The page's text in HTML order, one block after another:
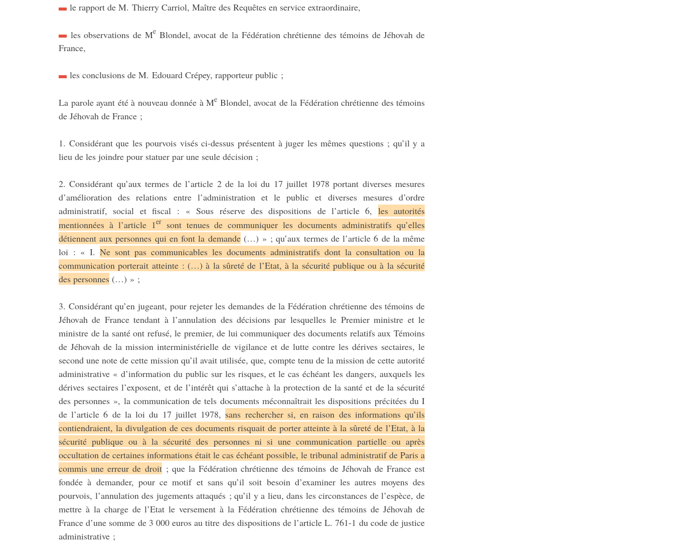
le rapport de M. Thierry Carriol, Maître des Requêtes en service extraordinaire,
les observations de MeBlondel, avocat de la Fédération chrétienne des témoins de Jéhovah de
France,
les conclusions de M. Edouard Crépey, rapporteur public ;
La parole ayant été à nouveau donnée à Me Blondel, avocat de la Fédération chrétienne des témoins
de Jéhovah de France ;
1. Considérant que les pourvois visés ci-dessus présentent à juger les mêmes questions ; qu’il y a
lieu de les joindre pour statuer par une seule décision ;
2. Considérant qu’aux termes de l’article 2 de la loi du 17 juillet 1978 portant diverses mesures
d’amélioration des relations entre l’administration et le public et diverses mesures d’ordre
administratif, social et fiscal : « Sous réserve des dispositions de l’article 6, les autorités
mentionnées à l’article 1ersont tenues de communiquer les documents administratifs qu’elles
détiennent aux personnes qui en font la demande(…) » ; qu’aux termes de l’article 6 de la même
loi : « I. Ne sont pas communicables les documents administratifs dont la consultation ou la
communication porterait atteinte : (…) à la sûreté de l’Etat, à la sécurité publique ou à la sécurité
des personnes (…) » ;
3. Considérant qu’en jugeant, pour rejeter les demandes de la Fédération chrétienne des témoins de
Jéhovah de France tendant à l’annulation des décisions par lesquelles le Premier ministre et le
ministre de la santé ont refusé, le premier, de lui communiquer des documents relatifs aux Témoins
de Jéhovah de la mission interministérielle de vigilance et de lutte contre les dérives sectaires, le
second une note de cette mission qu’il avait utilisée, que, compte tenu de la mission de cette autorité
administrative « d’information du public sur les risques, et le cas échéant les dangers, auxquels les
dérives sectaires l’exposent, et de l’intérêt qui s’attache à la protection de la santé et de la sécurité
des personnes », la communication de tels documents méconnaîtrait les dispositions précitées du I
de l’article 6 de la loi du 17 juillet 1978, sans rechercher si, en raison des informations qu’ils
contiendraient, la divulgation de ces documents risquait de porter atteinte à la sûreté de l’Etat, à la
sécurité publique ou à la sécurité des personnes ni si une communication partielle ou après
occultation de certaines informations était le cas échéant possible, le tribunal administratif de Paris a
commis une erreur de droit; que la Fédération chrétienne des témoins de Jéhovah de France est
fondée à demander, pour ce motif et sans qu’il soit besoin d’examiner les autres moyens des
pourvois, l’annulation des jugements attaqués ; qu’il y a lieu, dans les circonstances de l’espèce, de
mettre à la charge de l’Etat le versement à la Fédération chrétienne des témoins de Jéhovah de
France d’une somme de 3 000 euros au titre des dispositions de l’article L. 761-1 du code de justice
administrative ;